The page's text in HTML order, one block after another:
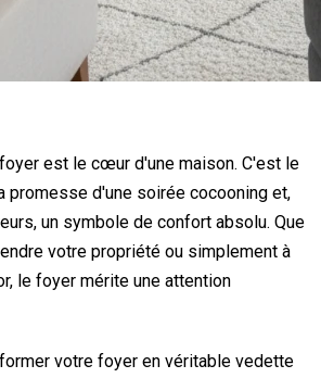
est le cœur d'une maison. C'est le
promesse d'une soirée cocooning et,
un symbole de confort absolu. Que
votre propriété ou simplement à
le foyer mérite une attention
votre foyer en véritable vedette